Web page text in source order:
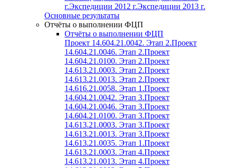
г.Экспедиции 2012 г.Экспедиции 2013 г.
Основные результаты
Отчёты о выполнении ФЦП
Отчёты о выполнении ФЦП
Проект 14.604.21.0042. Этап 2.Проект
14.604.21.0046. Этап 2.Проект
14.604.21.0100. Этап 2.Проект
14.613.21.0003. Этап 2.Проект
14.613.21.0013. Этап 2.Проект
14.616.21.0058. Этап 1.Проект
14.604.21.0042. Этап 3.Проект
14.604.21.0046. Этап 3.Проект
14.604.21.0100. Этап 3.Проект
14.613.21.0003. Этап 3.Проект
14.613.21.0013. Этап 3.Проект
14.613.21.0035. Этап 1.Проект
14.613.21.0003. Этап 4.Проект
14.613.21.0013. Этап 4.Проект